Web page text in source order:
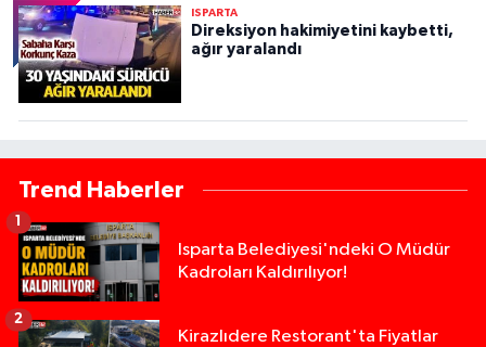
ISPARTA
Direksiyon hakimiyetini kaybetti,
ağır yaralandı
Trend Haberler
Isparta Belediyesi'ndeki O Müdür
Kadroları Kaldırılıyor!
1
Kirazlıdere Restorant'ta Fiyatlar
2